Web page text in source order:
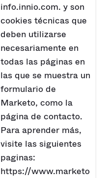
info.innio.com. y son
cookies técnicas que
deben utilizarse
necesariamente en
todas las páginas en
las que se muestra un
formulario de
Marketo, como la
página de contacto.
Para aprender más,
visite las siguientes
paginas:
https://www.marketo